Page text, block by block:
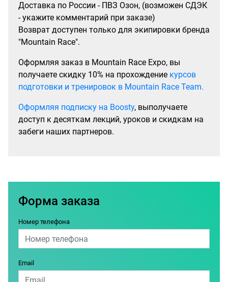
Доставка по России - ПВЗ Озон, (возможен СДЭК
- укажите комментарий при заказе)
Возврат доступен только для экипировки бренда
"Mountain Race".
Оформляя заказ в Mountain Race Expo, вы
получаете скидку 10% на прохождение курсов
подготовки и тренировок в Mountain Race Team.
Оформляя подписку на Boosty, выполучаете
доступ к десяткам лекций, уроков и скидкам на
забеги наших партнеров.
Форма заказа
Номер телефона
Email